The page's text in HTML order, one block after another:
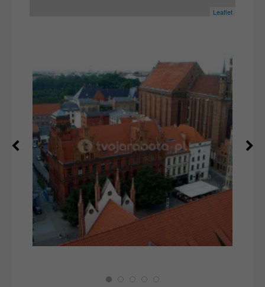
Leaflet